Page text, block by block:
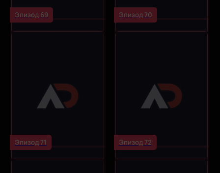
Эпизод 69 Эпизод 70
Эпизод 71 Эпизод 72